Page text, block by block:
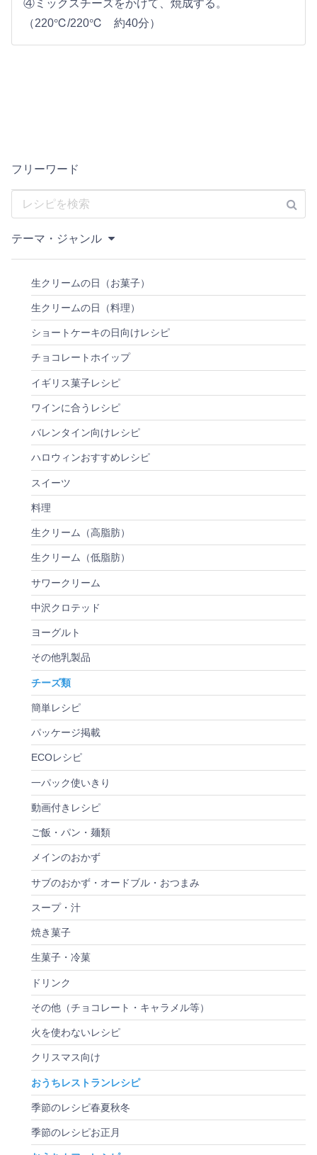
④ミックスチーズをかけて、焼成する。
（220℃/220℃ 約40分）
フリーワード
テーマ・ジャンル
生クリームの日（お菓子）
生クリームの日（料理）
ショートケーキの日向けレシピ
チョコレートホイップ
イギリス菓子レシピ
ワインに合うレシピ
バレンタイン向けレシピ
ハロウィンおすすめレシピ
スイーツ
料理
生クリーム（高脂肪）
生クリーム（低脂肪）
サワークリーム
中沢クロテッド
ヨーグルト
その他乳製品
チーズ類
簡単レシピ
パッケージ掲載
ECOレシピ
一パック使いきり
動画付きレシピ
ご飯・パン・麺類
メインのおかず
サブのおかず・オードブル・おつまみ
スープ・汁
焼き菓子
生菓子・冷菓
ドリンク
その他（チョコレート・キャラメル等）
火を使わないレシピ
クリスマス向け
おうちレストランレシピ
季節のレシピ春夏秋冬
季節のレシピお正月